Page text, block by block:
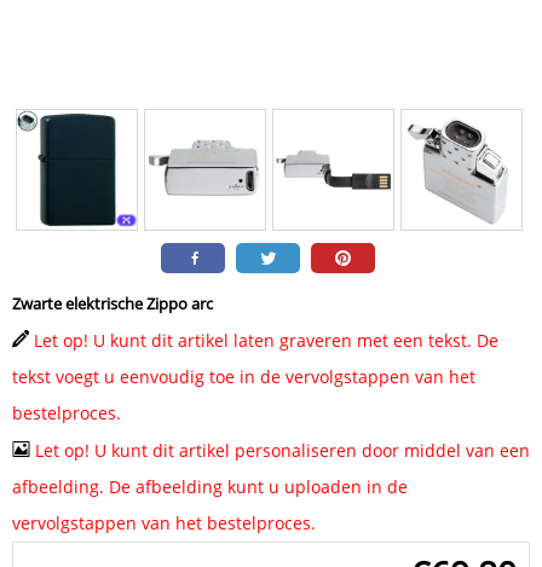
Zwarte elektrische Zippo arc
Let op! U kunt dit artikel laten graveren met een tekst. De
tekst voegt u eenvoudig toe in de vervolgstappen van het
bestelproces.
Let op! U kunt dit artikel personaliseren door middel van een
afbeelding. De afbeelding kunt u uploaden in de
vervolgstappen van het bestelproces.